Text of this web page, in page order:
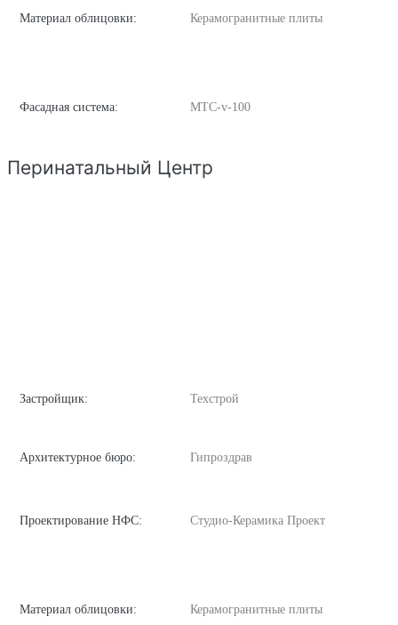
Материал облицовки: Керамогранитные плиты
Фасадная система: MTC-v-100
Перинатальный Центр
Застройщик: Техстрой
Архитектурное бюро: Гипроздрав
Проектирование НФС: Студио-Керамика Проект
Материал облицовки: Керамогранитные плиты